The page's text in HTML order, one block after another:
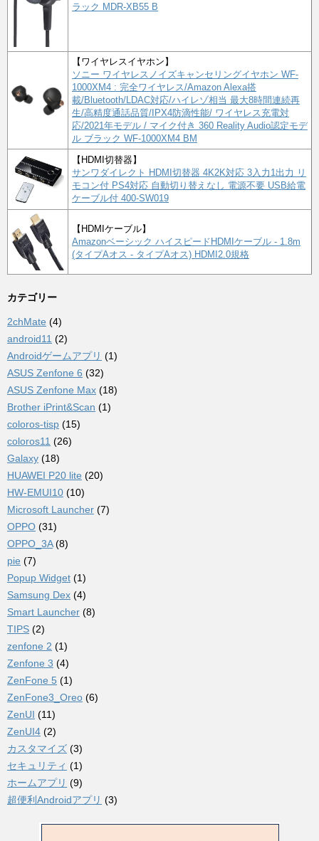
ラック MDR-XB55 B
【ワイヤレスイヤホン】
ソニー ワイヤレスノイズキャンセリングイヤホン WF-
1000XM4 : 完全ワイヤレス/Amazon Alexa搭
載/Bluetooth/LDAC対応/ハイレゾ相当 最大8時間連続再
生/高精度通話品質/IPX4防滴性能/ ワイヤレス充電対
応/2021年モデル / マイク付き 360 Reality Audio認定モデ
ル ブラック WF-1000XM4 BM
【HDMI切替器】
サンワダイレクト HDMI切替器 4K2K対応 3入力1出力 リ
モコン付 PS4対応 自動切り替えなし 電源不要 USB給電
ケーブル付 400-SW019
【HDMIケーブル】
Amazonベーシック ハイスピードHDMIケーブル - 1.8m
(タイプAオス - タイプAオス) HDMI2.0規格
カテゴリー
2chMate (4)
android11 (2)
Androidゲームアプリ (1)
ASUS Zenfone 6 (32)
ASUS Zenfone Max (18)
Brother iPrint&Scan (1)
coloros-tisp (15)
coloros11 (26)
Galaxy (18)
HUAWEI P20 lite (20)
HW-EMUI10 (10)
Microsoft Launcher (7)
OPPO (31)
OPPO_3A(8)
pie (7)
Popup Widget (1)
Samsung Dex (4)
Smart Launcher (8)
TIPS (2)
zenfone 2 (1)
Zenfone 3 (4)
ZenFone 5 (1)
ZenFone3_Oreo (6)
ZenUI (11)
ZenUI4 (2)
カスタマイズ (3)
セキュリティ (1)
ホームアプリ (9)
超便利Androidアプリ (3)